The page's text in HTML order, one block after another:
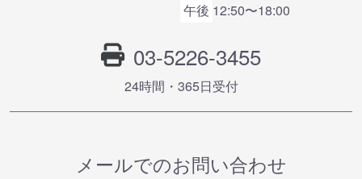
午後 12:50〜18:00
03-5226-3455
24時間・365⽇受付
メールでのお問い合わせ